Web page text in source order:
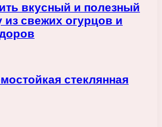
вкусный и полезный
из свежих огурцов и
стеклянная